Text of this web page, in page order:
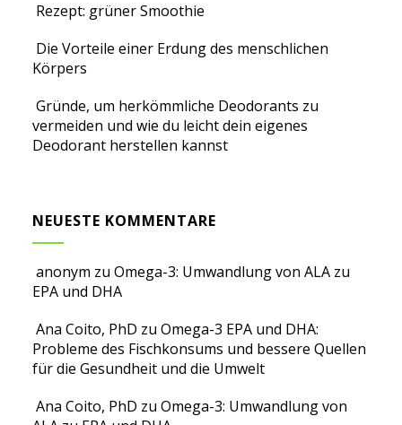
Rezept: grüner Smoothie
Die Vorteile einer Erdung des menschlichen
Körpers
Gründe, um herkömmliche Deodorants zu
vermeiden und wie du leicht dein eigenes
Deodorant herstellen kannst
NEUESTE KOMMENTARE
anonym zuOmega-3: Umwandlung von ALA zu
EPA und DHA
Ana Coito, PhD zuOmega-3 EPA und DHA:
Probleme des Fischkonsums und bessere Quellen
für die Gesundheit und die Umwelt
Ana Coito, PhD zuOmega-3: Umwandlung von